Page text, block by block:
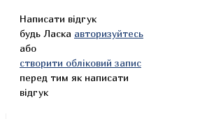
Написати відгук
будь Ласка авторизуйтесь
або
створити обліковий запис
перед тим як написати
відгук